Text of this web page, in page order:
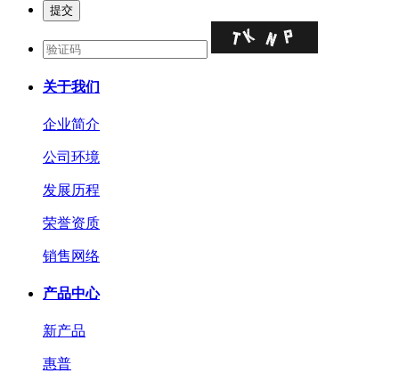
关于我们
企业简介
公司环境
发展历程
荣誉资质
销售网络
产品中心
新产品
惠普